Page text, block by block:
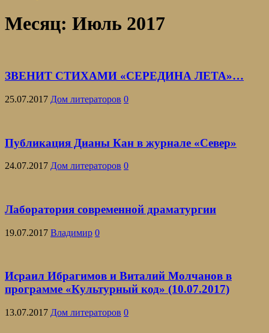
Месяц: Июль 2017
ЗВЕНИТ СТИХАМИ «СЕРЕДИНА ЛЕТА»…
25.07.2017 Дом литераторов 0
Публикация Дианы Кан в журнале «Север»
24.07.2017 Дом литераторов 0
Лаборатория современной драматургии
19.07.2017 Владимир 0
Исраил Ибрагимов и Виталий Молчанов в
программе «Культурный код» (10.07.2017)
13.07.2017 Дом литераторов 0